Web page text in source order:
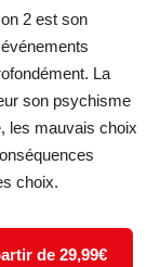
2 est son
La
son psychisme
les mauvais choix
choix.
de 29,99€